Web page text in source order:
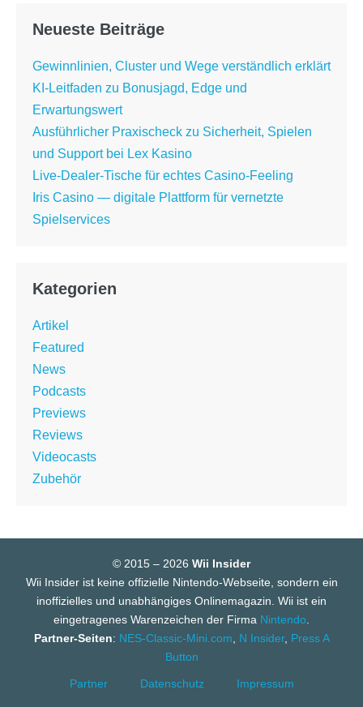
Neueste Beiträge
Gewinnlinien, Cluster und Wege verständlich erklärt
KI-Leitfaden zu Bonusjagd, Edge und
Erwartungswert
Ausführlicher Praxischeck zu Sicherheit, Spielen
und Support bei Lex Kasino
Live-Dealer-Tische für echtes Casino-Feeling
Iris Casino — digitale Plattform für vernetzte
Spielservices
Kategorien
Artikel
Featured
News
Podcasts
Previews
Reviews
Videocasts
Zubehör
© 2015 – 2026 Wii Insider
Wii Insider ist keine offizielle Nintendo-Webseite, sondern ein
inoffizielles und unabhängiges Onlinemagazin. Wii ist ein
eingetragenes Warenzeichen der Firma Nintendo
Partner-Seiten: NES-Classic-Mini.com N Insider, Press A
Button
Partner Datenschutz Impressum